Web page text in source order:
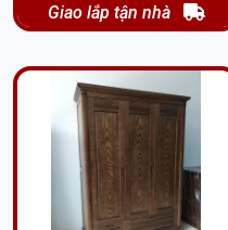
Giao lắp tận nhà